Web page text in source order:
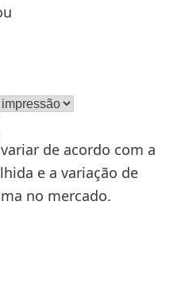
de acordo com a
e a variação de
no mercado.